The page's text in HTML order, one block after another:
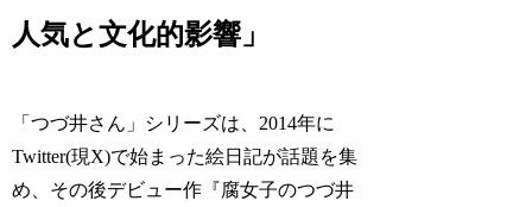
人気と文化的影響」
「つづ井さん」シリーズは、2014年に
Twitter(現X)で始まった絵日記が話題を集
め、その後デビュー作『腐女子のつづ井